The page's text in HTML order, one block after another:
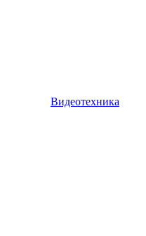
Видеотехника